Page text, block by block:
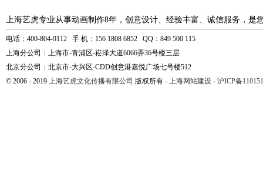
上海艺虎专业从事动画制作8年，创意设计、经验丰富、诚信服务，是
电话：400-804-9112 手 机：156 1808 6852 QQ：849 500 115
上海分公司：上海市-青浦区-崧泽大道6066弄36号楼三层
北京分公司：北京市-大兴区-CDD创意港嘉悦广场七号楼512
© 2006 - 2019 上海艺虎文化传播有限公司 版权所有 - 上海网站建设 - 沪ICP备